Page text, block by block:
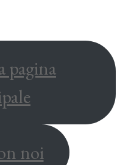
pagina
noi